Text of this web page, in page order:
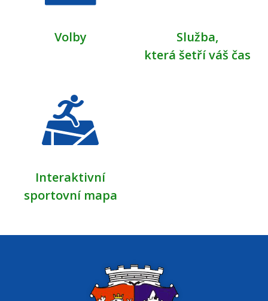
Volby
Služba,
která šetří váš čas
Interaktivní
sportovní mapa